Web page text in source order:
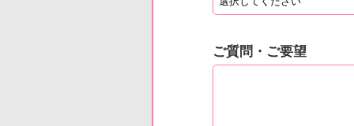
ご質問・ご要望